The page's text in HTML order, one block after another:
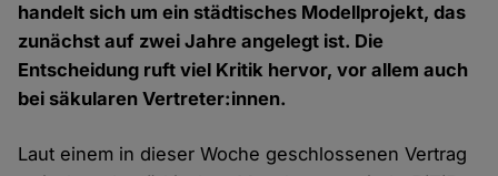
handelt sich um ein städtisches Modellprojekt, das
zunächst auf zwei Jahre angelegt ist. Die
Entscheidung ruft viel Kritik hervor, vor allem auch
bei säkularen Vertreter:innen.
Laut einem in dieser Woche geschlossenen Vertrag